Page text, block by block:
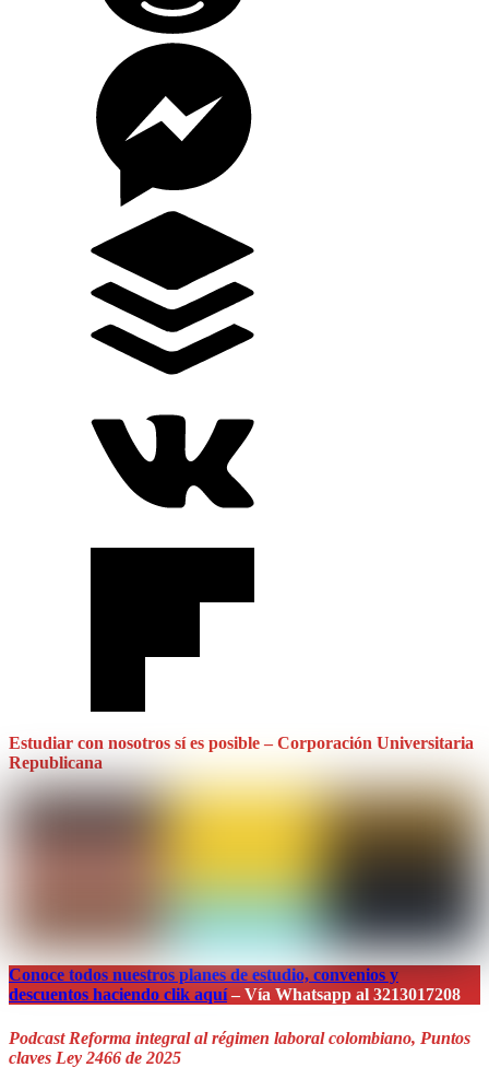
Estudiar con nosotros sí es posible – Corporación Universitaria
Republicana
Conoce todos nuestros planes de estudio, convenios y
descuentos haciendo clik aquí– Vía Whatsapp al 3213017208
Podcast Reforma integral al régimen laboral colombiano, Puntos
claves Ley 2466 de 2025